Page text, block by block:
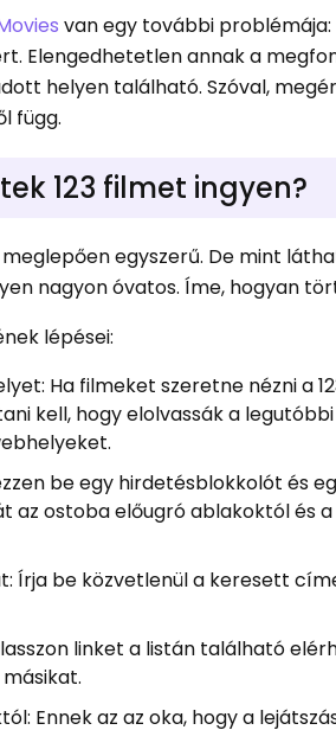
van egy további
Elengedhetetlen annak a
helyen található. Szóval,
függ.
123 filmet ingyen?
egyszerű. De mint
nagyon óvatos. Íme, hogyan
lépései:
Ha filmeket szeretne nézni a
kell, hogy elolvassák a
be egy hirdetésblokkolót és
az ostoba előugró ablakoktól és
Írja be közvetlenül a keresett
linket a listán található
Ennek az az oka, hogy a